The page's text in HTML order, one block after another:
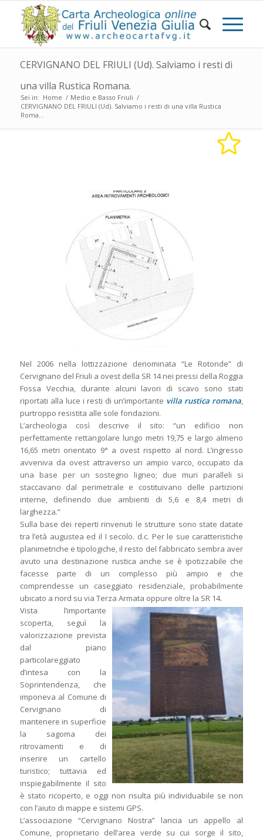
CERVIGNANO DEL FRIULI (Ud). Salviamo i resti di
una villa Rustica Romana.
Sei in: Home / Medio e Basso Friuli /
CERVIGNANO DEL FRIULI (Ud). Salviamo i resti di una villa Rustica
Roma...
Nel 2006 nella lottizzazione denominata “Le Rotonde” di
Cervignano del Friuli a ovest della SR 14 nei pressi della Roggia
Fossa Vecchia, durante alcuni lavori di scavo sono stati
riportati alla luce i resti di un’importante villa rustica romana,
purtroppo resistita alle sole fondazioni.
L’archeologia così descrive il sito: “un edificio non
perfettamente rettangolare lungo metri 19,75 e largo almeno
16,65 metri orientato 9° a ovest rispetto al nord. L’ingresso
avveniva da ovest attraverso un ampio varco, occupato da
una base per un sostegno ligneo; due muri paralleli si
staccavano dal perimetrale e costituivano delle partizioni
interne, definendo due ambienti di 5,6 e 8,4 metri di
larghezza.”
Sulla base dei reperti rinvenuti le strutture sono state datate
tra l’età augustea ed il I secolo. d.c. Per le sue caratteristiche
planimetriche e tipologiche, il resto del fabbricato sembra aver
avuto una destinazione rustica anche se è ipotizzabile che
facesse parte di un complesso più ampio e che
comprendesse un caseggiato residenziale, probabilmente
ubicato a nord su via Terza Armata oppure oltre la SR 14.
Vista l’importante
scoperta, seguì la
valorizzazione prevista
dal piano
particolareggiato
d’intesa con la
Soprintendenza, che
imponeva al Comune di
Cervignano di
mantenere in superficie
la sagoma dei
ritrovamenti e di
inserire un cartello
turistico; tuttavia ed
inspiegabilmente il sito
è stato ricoperto, e oggi non risulta più individuabile se non
con l’aiuto di mappe e sistemi GPS.
L’associazione “Cervignano Nostra” lancia un appello al
Comune, proprietario dell’area verde su cui sorge il sito,